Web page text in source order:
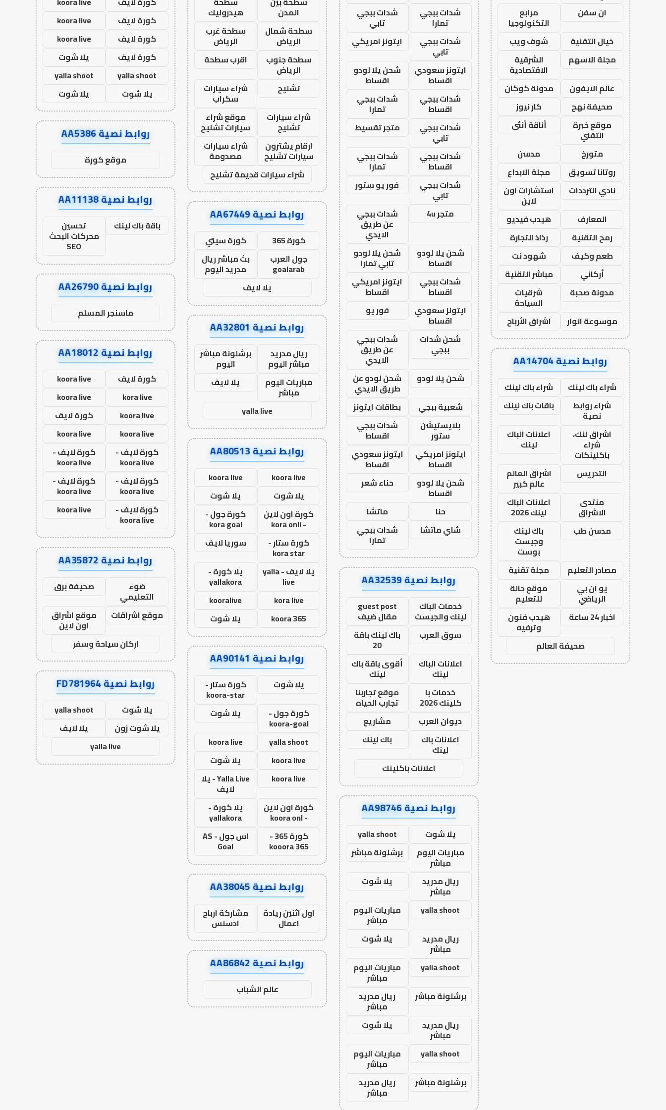
ان سفن
مرابع
التكنولوجيا
خيال التقنية
شوف ويب
مجلة الاسهم
الشرقية
الاقتصادية
عالم الايفون
مدونة كوكان
صحيفة نهج
كار نيوز
موقع خبرة
التقني
أناقة أنثى
متورخ
مدسن
روتانا تسويق
مجلة الابداع
نادي الترددات
استشارات اون
لاين
المعارف
هيدب فيديو
رمح التقنية
رذاذ التجارة
طعم وكيف
شهود نت
أركاني
مباشر التقنية
مدونة صحبة
شرقيات
السياحة
موسوعة انوار
اشراق الأرباح
روابط نصية AA14704
شراء باك لينك
شراء باك لينك
شراء روابط
نصية
باقات باك لينك
اشراق لنك،
شراء
باكلينكات
اعلانات الباك
لينك
التدريس
اشراق العالم
عالم كبير
منتدى
الاشراق
اعلانات الباك
لينك 2026
مدسن طب
باك لينك
وجيست
بوست
مصادر التعليم
مجلة تقنية
يو ان بي
الرياضي
موقع حالة
للتعليم
اخبار 24 ساعة
هيدب فنون
وترفيه
صحيفة العالم
شدات ببجي
تمارا
شدات ببجي
تابي
شدات ببجي
تابي
ايتونز امريكي
ايتونز سعودي
اقساط
شحن يلا لودو
اقساط
شدات ببجي
اقساط
شدات ببجي
تمارا
شدات ببجي
تابي
متجر تقسيط
شدات ببجي
اقساط
شدات ببجي
تمارا
شدات ببجي
تابي
فور يو ستور
متجر 4u
شدات ببجي
عن طريق
الايدي
شحن يلا لودو
اقساط
شحن يلا لودو
تابي تمارا
شدات ببجي
اقساط
ايتونز امريكي
اقساط
ايتونز سعودي
اقساط
فور يو
شحن شدات
ببجي
شدات ببجي
عن طريق
الايدي
شحن يلا لودو
شحن لودو عن
طريق الايدي
شعبية ببجي
بطاقات ايتونز
بلايستيشن
ستور
شدات ببجي
اقساط
ايتونز امريكي
اقساط
ايتونز سعودي
اقساط
شحن يلا لودو
اقساط
حناء شعر
حنا
ماتشا
شاي ماتشا
شدات ببجي
تمارا
روابط نصية AA32539
خدمات الباك
لينك والجيست
guest post
مقال ضيف
سوق العرب
باك لينك باقة
20
اعلانات الباك
لينك
أقوى باقة باك
لينك
خدمات با
كلينك 2026
موقع تجاربنا
تجارب الحياه
ديوان العرب
مشاريع
اعلانات باك
لينك
باك لينك
اعلانات باكلينك
روابط نصية AA98746
يلا شوت
yalla shoot
مباريات اليوم
مباشر
برشلونة مباشر
ريال مدريد
مباشر
يلا شوت
yalla shoot
مباريات اليوم
مباشر
ريال مدريد
مباشر
يلا شوت
yalla shoot
مباريات اليوم
مباشر
برشلونة مباشر
ريال مدريد
مباشر
ريال مدريد
مباشر
يلا شوت
yalla shoot
مباريات اليوم
مباشر
برشلونة مباشر
ريال مدريد
مباشر
المدن
هيدروليك
سطحة شمال
الرياض
سطحة غرب
الرياض
سطحة جنوب
الرياض
اقرب سطحة
تشليح
شراء سيارات
سكراب
شراء سيارات
تشليح
موقع شراء
سيارات تشليح
ارقام يشترون
سيارات تشليح
شراء سيارات
مصدومة
شراء سيارات قديمة تشليح
روابط نصية AA67449
كورة 365
كورة سيتي
جول العرب
goalarab
بث مباشر ريال
مدريد اليوم
يلا لايف
روابط نصية AA32801
ريال مدريد
مباشر اليوم
برشلونة مباشر
اليوم
مباريات اليوم
مباشر
يلا لايف
yalla live
روابط نصية AA80513
koora live
koora live
يلا شوت
يلا شوت
كورة اون لاين
- kora onli
كورة جول -
kora goal
كورة ستار -
kora star
سوريا لايف
يلا لايف - yalla
live
يلا كورة -
yallakora
kora live
kooralive
koora 365
يلا شوت
روابط نصية AA90141
يلا شوت كورة ستار -
koora-star
كورة جول -
koora-goal
يلا شوت
yalla shoot
koora live
koora live
يلا شوت
koora live
Yalla Live - يلا
لايف
كورة اون لاين
- koora onl
يلا كورة -
yallakora
كورة 365 -
kooora 365
اس جول - AS
Goal
روابط نصية AA38045
اول اثنين ريادة
اعمال
مشاركة ارباح
ادسنس
روابط نصية AA86842
عالم الشباب
كورة لايف
koora live
كورة لايف
koora live
كورة لايف
يلا شوت
yalla shoot
yalla shoot
يلا شوت
يلا شوت
روابط نصية AA5386
موقع كورة
روابط نصية AA11138
باقة باك لينك تحسين
محركات البحث
SEO
روابط نصية AA26790
ماسنجر المسلم
روابط نصية AA18012
كورة لايف
koora live
kora live
koora live
koora live
كورة لايف
koora live
koora live
كورة لايف -
koora live
كورة لايف -
koora live
كورة لايف -
koora live
كورة لايف -
koora live
كورة لايف -
koora live
koora live
روابط نصية AA35872
ضوء
التعليمي
صحيفة برق
موقع اشراقات
موقع اشراق
اون لاين
اركان سياحة وسفر
روابط نصية FD781964
يلا شوت
yalla shoot
يلا شوت زون
يلا لايف
yalla live